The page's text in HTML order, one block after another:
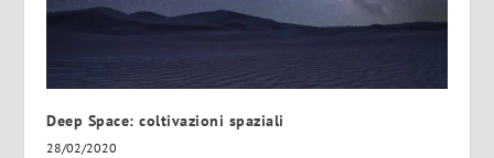
Deep Space: coltivazioni spaziali
28/02/2020